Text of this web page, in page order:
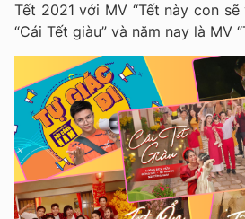
Tết 2021 với MV “Tết này con
“Cái Tết giàu” và năm nay là MV